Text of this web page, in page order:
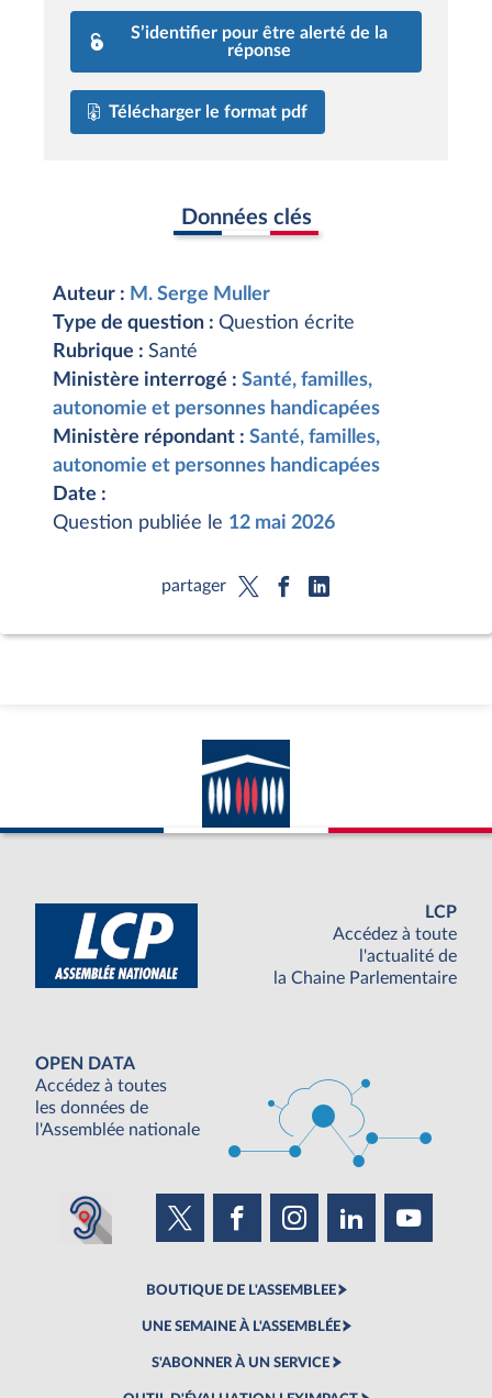
S’identifier pour être alerté de la
réponse
Télécharger le format pdf
Données clés
Auteur : M. Serge Muller
Type de question : Question écrite
Rubrique : Santé
Ministère interrogé : Santé, familles,
autonomie et personnes handicapées
Ministère répondant : Santé, familles,
autonomie et personnes handicapées
Date :
Question publiée le 12 mai 2026
partager
LCP
Accédez à toute
l'actualité de
la Chaine Parlementaire
OPEN DATA
Accédez à toutes
les données de
l'Assemblée nationale
BOUTIQUE DE L'ASSEMBLEE
UNE SEMAINE À L'ASSEMBLÉE
S'ABONNER À UN SERVICE